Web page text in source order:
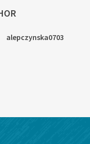
alepczynska0703